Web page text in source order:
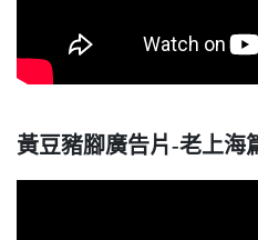
黃豆豬腳廣告片-老上海